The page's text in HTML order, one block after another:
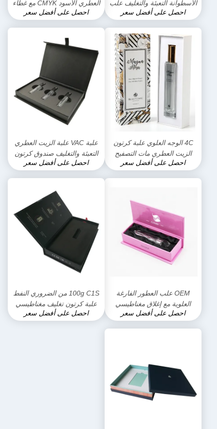
الأسطوانة التعبئة والتغليف علب
الهدايا القابلة للطي مع الشريط
احصل على أفضل سعر
العطري الأسود CMYK مع غطاء
2.5 مم
احصل على أفضل سعر
4C الوجه العلوي علبة كرتون
الزيت العطري مات التصفيح
احصل على أفضل سعر
علبة VAC علبة الزيت العطري
التعبئة والتغليف صندوق كرتون
ممغنط 1 مم 2 م 2.5 مم
احصل على أفضل سعر
OEM علب العطور الفارغة
العلوية مع إغلاق مغناطيسي
بانتون
احصل على أفضل سعر
100g C1S من الضروري النفط
علبة كرتون تغليف مغناطيسي
مات التصفيح
احصل على أفضل سعر